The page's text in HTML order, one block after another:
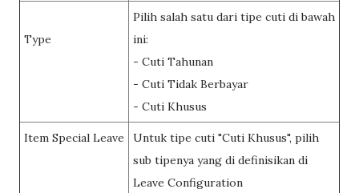
Type
Pilih salah satu dari tipe cuti di bawah
ini:
- Cuti Tahunan
- Cuti Tidak Berbayar
- Cuti Khusus
Item Special Leave
Untuk tipe cuti "Cuti Khusus", pilih
sub tipenya yang di definisikan di
Leave Configuration